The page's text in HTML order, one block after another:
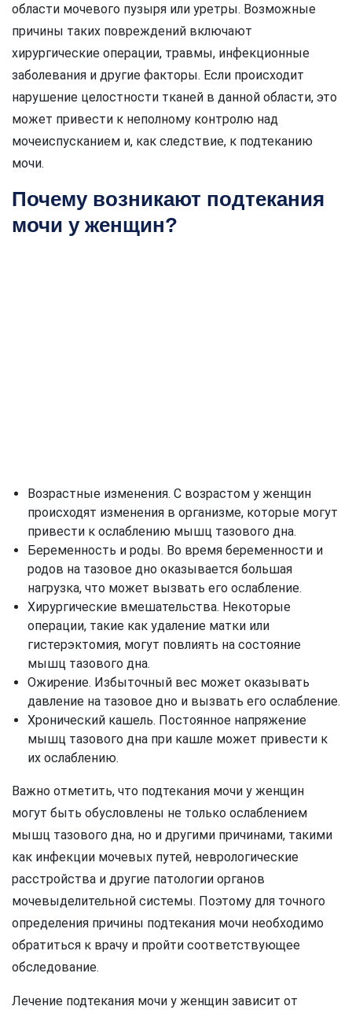
области мочевого пузыря или уретры. Возможные
причины таких повреждений включают
хирургические операции, травмы, инфекционные
заболевания и другие факторы. Если происходит
нарушение целостности тканей в данной области, это
может привести к неполному контролю над
мочеиспусканием и, как следствие, к подтеканию
мочи.
Почему возникают подтекания
мочи у женщин?
Возрастные изменения. С возрастом у женщин
происходят изменения в организме, которые могут
привести к ослаблению мышц тазового дна.
Беременность и роды. Во время беременности и
родов на тазовое дно оказывается большая
нагрузка, что может вызвать его ослабление.
Хирургические вмешательства. Некоторые
операции, такие как удаление матки или
гистерэктомия, могут повлиять на состояние
мышц тазового дна.
Ожирение. Избыточный вес может оказывать
давление на тазовое дно и вызвать его ослабление.
Хронический кашель. Постоянное напряжение
мышц тазового дна при кашле может привести к
их ослаблению.
Важно отметить, что подтекания мочи у женщин
могут быть обусловлены не только ослаблением
мышц тазового дна, но и другими причинами, такими
как инфекции мочевых путей, неврологические
расстройства и другие патологии органов
мочевыделительной системы. Поэтому для точного
определения причины подтекания мочи необходимо
обратиться к врачу и пройти соответствующее
обследование.
Лечение подтекания мочи у женщин зависит от